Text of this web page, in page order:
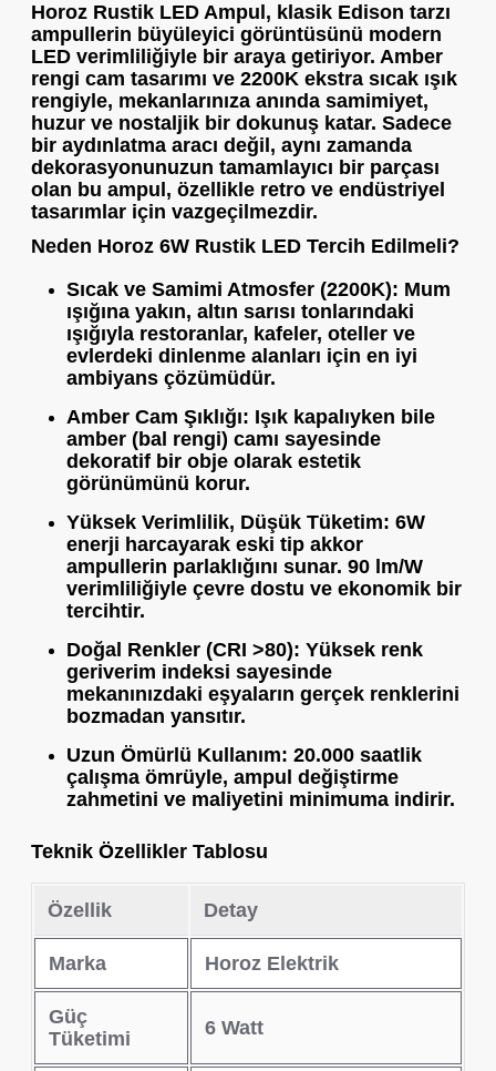
Horoz Rustik LED Ampul , klasik Edison tarzı
ampullerin büyüleyici görüntüsünü modern
LED verimliliğiyle bir araya getiriyor. Amber
rengi cam tasarımı ve 2200K ekstra sıcak ışık
rengiyle, mekanlarınıza anında samimiyet,
huzur ve nostaljik bir dokunuş katar. Sadece
bir aydınlatma aracı değil, aynı zamanda
dekorasyonunuzun tamamlayıcı bir parçası
olan bu ampul, özellikle retro ve endüstriyel
tasarımlar için vazgeçilmezdir.
Neden Horoz 6W Rustik LED Tercih Edilmeli?
Sıcak ve Samimi Atmosfer (2200K): Mum
ışığına yakın, altın sarısı tonlarındaki
ışığıyla restoranlar, kafeler, oteller ve
evlerdeki dinlenme alanları için en iyi
ambiyans çözümüdür.
Amber Cam Şıklığı: Işık kapalıyken bile
amber (bal rengi) camı sayesinde
dekoratif bir obje olarak estetik
görünümünü korur.
Yüksek Verimlilik, Düşük Tüketim: 6W
enerji harcayarak eski tip akkor
ampullerin parlaklığını sunar. 90 lm/W
verimliliğiyle çevre dostu ve ekonomik bir
tercihtir.
Doğal Renkler (CRI >80): Yüksek renk
geriverim indeksi sayesinde
mekanınızdaki eşyaların gerçek renklerini
bozmadan yansıtır.
Uzun Ömürlü Kullanım: 20.000 saatlik
çalışma ömrüyle, ampul değiştirme
zahmetini ve maliyetini minimuma indirir.
Teknik Özellikler Tablosu
Özellik Detay
Marka Horoz Elektrik
Güç
Tüketimi
6 Watt